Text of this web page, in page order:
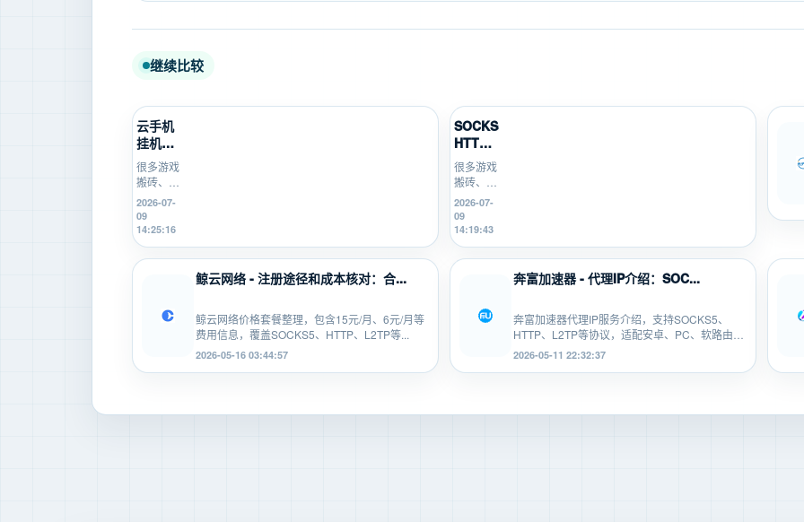
继续比较
云手机
挂机不
稳定怎
么办？
游戏搬
砖新
手...
很多游戏
搬砖、游
戏打金新
手在使用
云手机挂
机时，会
遇到掉
行中断等
2026-07-
09
14:25:16
SOCKS5、
HTTP、
L2TP/P...
很多游戏
搬砖、游
戏打金、
多开挂机
的新手，
不知道
SOCKS5、
2026-07-
09
14:19:43
鲸云网络 - 注册途径和成本核对：合...
鲸云网络价格套餐整理，包含15元/月、6元/月等
费用信息，覆盖SOCKS5、HTTP、L2TP等...
2026-05-16 03:44:57
奔富加速器 - 代理IP介绍：SOC...
奔富加速器代理IP服务介绍，支持SOCKS5、
HTTP、L2TP等协议，适配安卓、PC、软路由
等...
2026-05-11 22:32:37